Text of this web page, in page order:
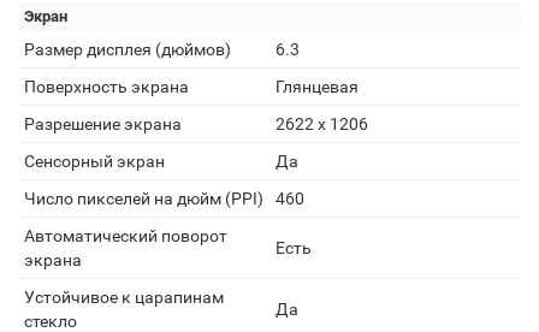
Экран
Размер дисплея (дюймов)
6.3
Поверхность экрана
Глянцевая
Разрешение экрана
2622 x 1206
Сенсорный экран
Да
Число пикселей на дюйм (PPI)
460
Автоматический поворот
экрана
Есть
Устойчивое к царапинам
стекло
Да